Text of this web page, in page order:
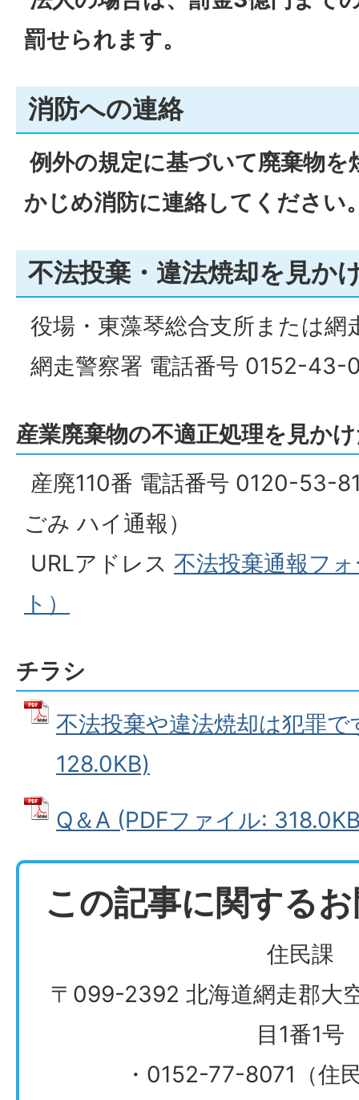
罰せられます。
消防への連絡
例外の規定に基づいて廃棄物を
かじめ消防に連絡してください
不法投棄・違法焼却を見か
役場・東藻琴総合支所または網
網走警察署 電話番号 0152-43-
産業廃棄物の不適正処理を見か
産廃110番 電話番号 0120-53-
ごみ ハイ通報）
URLアドレス 不法投棄通報フ
ト）
チラシ
不法投棄や違法焼却は犯罪
128.0KB)
Q＆A (PDFファイル:
この記事に関する
住民課
〒099-2392 北海道網走郡大
目1番1号
・0152-77-8071（住